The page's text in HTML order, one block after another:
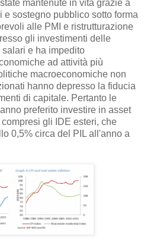
mantenute in vita grazie a
sostegno pubblico sotto forma
alle PMI e ristrutturazione
gli investimenti delle
e ha impedito
ad attività più
macroeconomiche non
hanno depresso la fiducia
di capitale. Pertanto le
preferito investire in asset
gli IDE esteri, che
0,5% circa del PIL all'anno a